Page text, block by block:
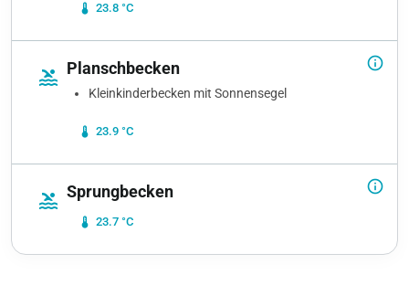
device_thermostat 23.8 °C
info_outline
pool Planschbecken
Kleinkinderbecken mit Sonnensegel
device_thermostat 23.9 °C
info_outline
pool Sprungbecken
device_thermostat 23.7 °C